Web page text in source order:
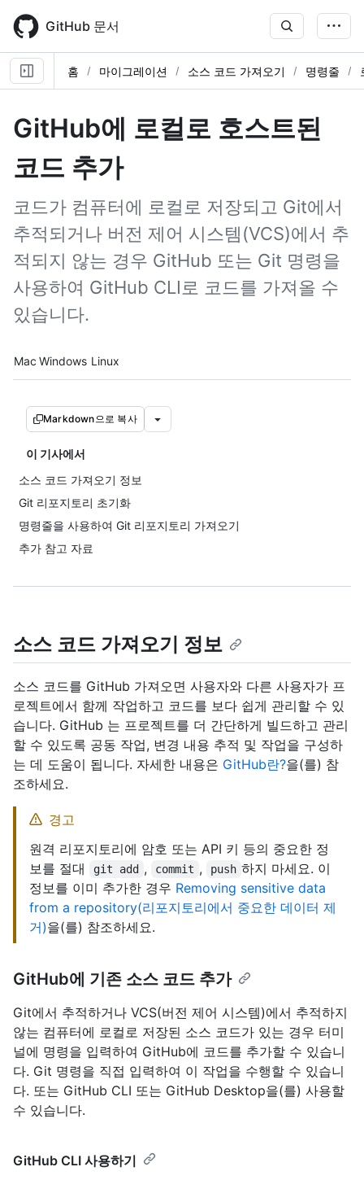
main
content
GitHub 문서
홈 마이그레이션 소스 코드 가져오기 명령줄
GitHub에 로컬로 호스트된
코드 추가
코드가 컴퓨터에 로컬로 저장되고 Git에서
추적되거나 버전 제어 시스템(VCS)에서 추
적되지 않는 경우 GitHub 또는 Git 명령을
사용하여 GitHub CLI로 코드를 가져올 수
있습니다.
Platform navigation
Mac Windows Linux
Markdown으로 복사
이 기사에서
소스 코드 가져오기 정보
Git 리포지토리 초기화
명령줄을 사용하여 Git 리포지토리 가져오기
추가 참고 자료
소스 코드 가져오기 정보
소스 코드를 GitHub 가져오면 사용자와 다른 사용자가 프
로젝트에서 함께 작업하고 코드를 보다 쉽게 관리할 수 있
습니다. GitHub 는 프로젝트를 더 간단하게 빌드하고 관리
할 수 있도록 공동 작업, 변경 내용 추적 및 작업을 구성하
는 데 도움이 됩니다. 자세한 내용은 GitHub란?을(를) 참
조하세요.
경고
원격 리포지토리에 암호 또는 API 키 등의 중요한 정
보를 절대
git add , commit , push 하지 마세요. 이
정보를 이미 추가한 경우 Removing sensitive data
from a repository(리포지토리에서 중요한 데이터 제
거)을(를) 참조하세요.
GitHub에 기존 소스 코드 추가
Git에서 추적하거나 VCS(버전 제어 시스템)에서 추적하지
않는 컴퓨터에 로컬로 저장된 소스 코드가 있는 경우 터미
널에 명령을 입력하여 GitHub에 코드를 추가할 수 있습니
다. Git 명령을 직접 입력하여 이 작업을 수행할 수 있습니
다. 또는 GitHub CLI 또는 GitHub Desktop을(를) 사용할
수 있습니다.
GitHub CLI 사용하기